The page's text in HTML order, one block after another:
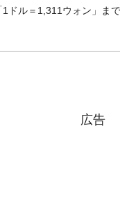
1ドル＝1,311ウォン」ま
広告